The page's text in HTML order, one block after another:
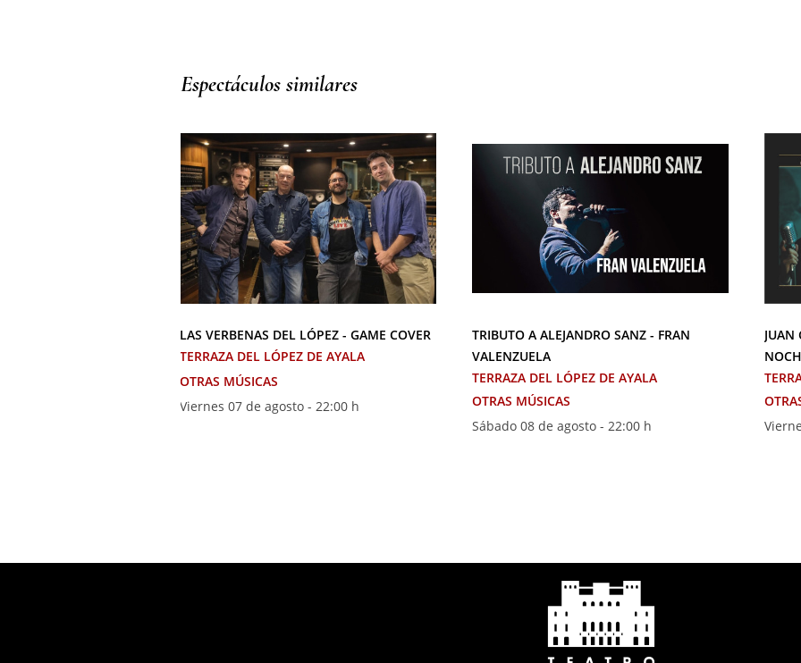
Espectáculos similares
LAS VERBENAS DEL LÓPEZ - GAME COVER
TERRAZA DEL LÓPEZ DE AYALA
OTRAS MÚSICAS
Viernes 07 de agosto - 22:00 h
TRIBUTO A ALEJANDRO SANZ - FRAN
VALENZUELA
TERRAZA DEL LÓPEZ DE AYALA
OTRAS MÚSICAS
Sábado 08 de agosto - 22:00 h
JUAN